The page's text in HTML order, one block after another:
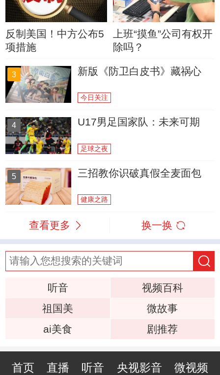
反制美国！中方公布5
项措施
上班“摸鱼”公司有权开
除吗？
3 新版《防卫白皮书》藏祸心
今日关注
4 U17男足国家队：未来可期
足球之夜
5 三招教你识破真假全麦面包
健康之路
查看更多 换一换
听音
视频百科
祖国美
微故事
ai美食
剧推荐
首页 直播 听音 央视影音 微视频